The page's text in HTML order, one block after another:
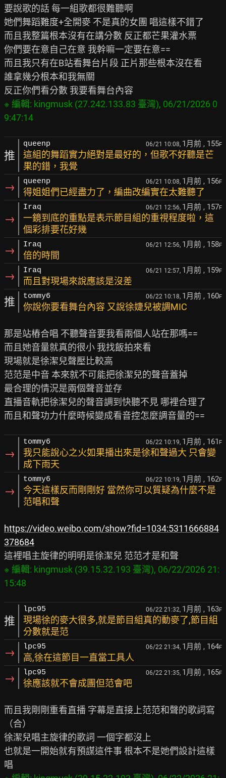
要說歌的話 每一組歌都很難聽啊
她們舞蹈難度+全開麥 不是真的女團 唱這樣不錯了
而且我整篇根本沒有在講分數 反正都芒果灌水票
你們要在意自己在意 我幹嘛一定要在意==
而且我只有在B站看舞台片段 正片那些根本沒在看
誰拿幾分根本和我無關
※ 編輯: kingmusk (27.242.133.83 臺灣), 06/21/2026 0
9:47:14
推
queenp 06/21 10:08, 1月前 , 155F
這組的舞蹈實力絕對是最好的，但歌不好聽是芒
果的錯，我覺
→ queenp 06/21 10:08, 1月前 , 156F
得姐姐們已經盡力了，編曲改編實在太難聽了
→
Iraq 06/21 12:56, 1月前 , 157F
一鏡到底的重點是表示節目組的重視程度啦，這
個彩排要花好幾
→ Iraq 06/21 12:56, 1月前 , 158F
倍的時間
→ Iraq 06/21 12:57, 1月前 , 159F
而且對現場來說應該是沒差
推 tommy6 06/22 10:18, 1月前 , 160F
你說你要看舞台內容 又說徐婕兒被調MIC
那是站樁合唱 不聽聲音要我看兩個人站在那嗎==
而且她音量就真的很小 我找飯拍來看
現場就是徐潔兒聲壓比較高
范范是中音 本來就不可能把徐潔兒的聲音蓋掉
最合理的情況是兩個聲音並存
直播音軌把徐潔兒的聲音調到快聽不見 哪裡合理了
→
tommy6 06/22 10:19, 1月前 , 161 F
我只能說心之火如果播出來是徐和聲過大 只會變
成下雨天
→
tommy6 06/22 10:19, 1月前 , 162F
今天這樣反而剛剛好 當然你可以質疑為什麼不是
范唱和聲
https://video.weibo.com/show?fid=1034:5311666884
378684
※ 編輯: kingmusk (39.15.32.193 臺灣), 06/22/2026 21:
15:48
推
lpc95 06/22 21:32, 1月前 , 163F
現場徐的麥大很多,就是節目組真的動麥了,節目組
分數就是范
→ lpc95 06/22 21:34, 1月前 , 164F
高,徐在這節目一直當工具人
→ lpc95 06/22 21:35, 1月前 , 165F
徐應該就不會成團但范會吧
而且我剛剛重看直播 字幕是直接上范范和聲的歌詞寫
（合）
徐潔兒唱主旋律的歌詞 一個字都沒上
也就是一開始就有預謀這件事 根本不是她們設計這樣